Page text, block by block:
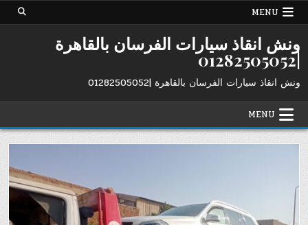
Skip
MENU
ونش انقاذ سيارات الفرسان بالقاهرة
|01282505052
ونش انقاذ سيارات الفرسان بالقاهرة |01282505052
MENU